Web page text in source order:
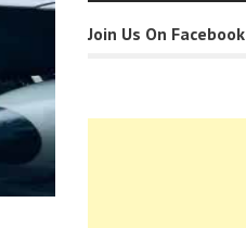
Join Us On Facebook